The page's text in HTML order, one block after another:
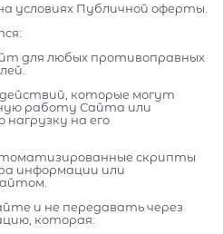
условиях Публичной оферты.
для любых противоправных
которые могут
работу Сайта или
на его
скрипты
информации или
и не передавать через
которая: